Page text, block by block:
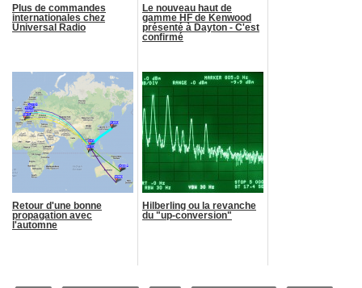
Plus de commandes
internationales chez
Universal Radio
Le nouveau haut de
gamme HF de Kenwood
présenté à Dayton - C'est
confirmé
Retour d'une bonne
propagation avec
l'automne
Hilberling ou la revanche
du "up-conversion"